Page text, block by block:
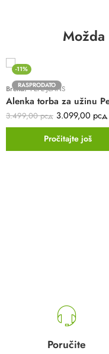
Možda
-11%
RASPRODATO
Brend:PEPE JEANS
3.499,00рсд 3.099,00 рсд
Pročitajte još
Poručite